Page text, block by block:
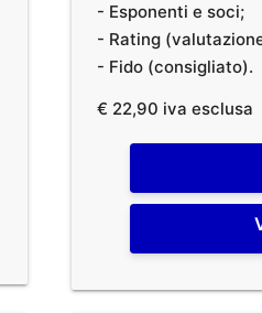
- Esponenti e soci;
- Rating
- Fido (consigliato).
€ 22,90 iva esclusa